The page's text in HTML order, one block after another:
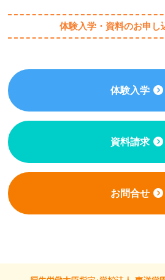
体験入学・資料のお申し
体験入学
資料請求
お問合せ